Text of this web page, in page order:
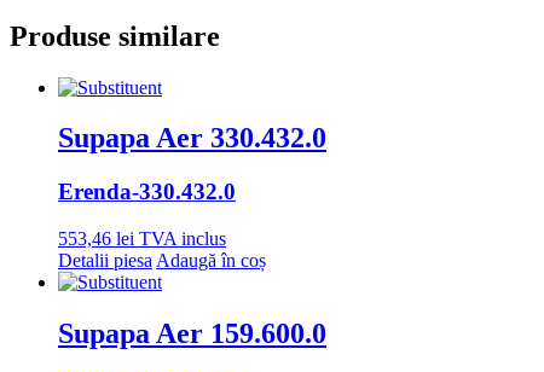
Produse similare
Supapa Aer 330.432.0
Erenda-330.432.0
553,46 lei TVA inclus
Detalii piesa Adaugă în coș
Supapa Aer 159.600.0